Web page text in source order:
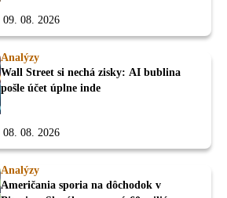
09. 08. 2026
Analýzy
Wall Street si nechá zisky: AI bublina
pošle účet úplne inde
08. 08. 2026
Analýzy
Američania sporia na dôchodok v